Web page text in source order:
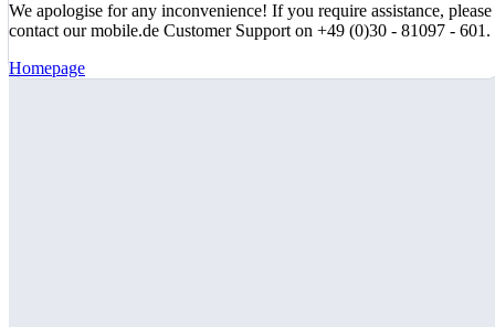
We apologise for any inconvenience! If you require assistance, please
contact our mobile.de Customer Support on +49 (0)30 - 81097 - 601.
Homepage